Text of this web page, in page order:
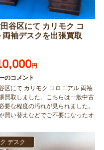
谷区にて カリモク コ
両袖デスクを出張買取
円
のコメント
区にて カリモク コロニアル 両袖
買取しました。こちらは一般中古
要な程度の汚れが見られました。
買い替えなどでご不要になったオ
い。
デスク